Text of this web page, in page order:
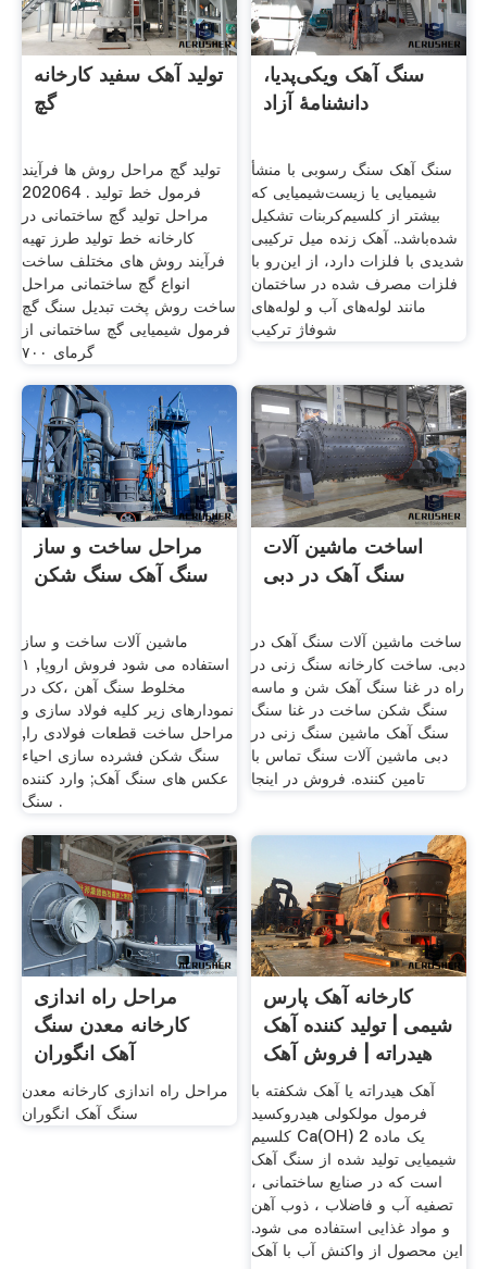
تولید آهک سفید کارخانه
گچ
تولید گچ مراحل روش ها فرآیند
فرمول خط تولید . 202064
مراحل تولید گچ ساختمانی در
کارخانه خط تولید طرز تهیه
فرآیند روش های مختلف ساخت
انواع گچ ساختمانی مراحل
ساخت روش پخت تبدیل سنگ گچ
فرمول شیمیایی گچ ساختمانی از
گرمای ۷۰۰
سنگ آهک ویکی‌پدیا،
دانشنامهٔ آزاد
سنگ آهک سنگ رسوبی با منشأ
شیمیایی یا زیست‌شیمیایی که
بیشتر از کلسیم‌کربنات تشکیل
شده‌باشد.. آهک زنده میل ترکیبی
شدیدی با فلزات دارد، از این‌رو با
فلزات مصرف شده در ساختمان
مانند لوله‌های آب و لوله‌های
شوفاژ ترکیب
مراحل ساخت و ساز
سنگ آهک سنگ شکن
ماشین آلات ساخت و ساز
استفاده می شود فروش اروپا, ۱
مخلوط سنگ آهن ،کک در
نمودارهای زیر کلیه فولاد سازی و
مراحل ساخت قطعات فولادی را,
سنگ شکن فشرده سازی احیاء
عکس های سنگ آهک; وارد کننده
سنگ .
اساخت ماشین آلات
سنگ آهک در دبی
ساخت ماشین آلات سنگ آهک در
دبی. ساخت کارخانه سنگ زنی در
راه در غنا سنگ آهک شن و ماسه
سنگ شکن ساخت در غنا سنگ
سنگ آهک ماشین سنگ زنی در
دبی ماشین آلات سنگ تماس با
تامین کننده. فروش در اینجا
مراحل راه اندازی
کارخانه معدن سنگ
آهک انگوران
مراحل راه اندازی کارخانه معدن
سنگ آهک انگوران
کارخانه آهک پارس
شیمی | تولید کننده آهک
هیدراته | فروش آهک
آهک هیدراته یا آهک شکفته با
فرمول مولکولی هیدروکسید
کلسیم Ca(OH) 2 یک ماده
شیمیایی تولید شده از سنگ آهک
است که در صنایع ساختمانی ،
تصفیه آب و فاضلاب ، ذوب آهن
و مواد غذایی استفاده می شود.
این محصول از واکنش آب با آهک